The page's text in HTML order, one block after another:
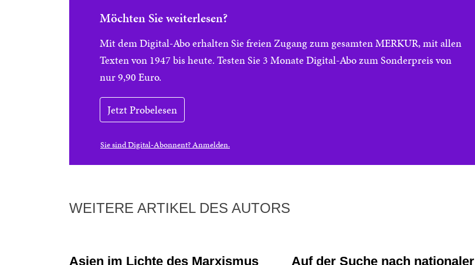
Möchten Sie weiterlesen?
Mit dem Digital-Abo erhalten Sie freien Zugang zum gesamten MERKUR, mit allen
Texten von 1947 bis heute. Testen Sie 3 Monate Digital-Abo zum Sonderpreis von
nur 9,90 Euro.
Jetzt Probelesen
Sie sind Digital-Abonnent? Anmelden.
WEITERE ARTIKEL DES AUTORS
Asien im Lichte des Marxismus
Auf der Suche nach nationaler